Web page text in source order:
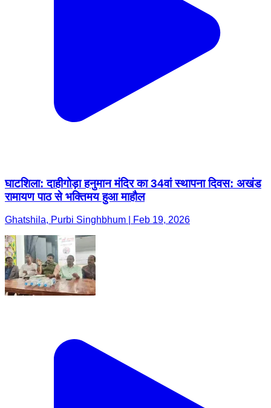
घाटशिला: दाहीगोड़ा हनुमान मंदिर का 34वां स्थापना दिवस: अखंड
रामायण पाठ से भक्तिमय हुआ माहौल
Ghatshila, Purbi Singhbhum | Feb 19, 2026